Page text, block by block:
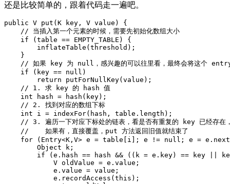
还是比较简单的，跟着代码走一遍吧。
public V put ( K key , V value )
{
//
当插入第一个元素的时候 ， 需要先初始化数组大小
if
( table == EMPTY_TABLE )
{
inflateTable ( threshold );
}
// 如果 key 为 null ， 感兴趣的可以往里看 ， 最终会将这个
if
( key == null )
return
putForNullKey( value );
//
1. 求 key 的 hash 值
int
hash = hash ( key);
//
2.
找到对应的数组下标
int
i = indexFor( hash , table . length );
// 3. 遍历一下对应下标处的链表 ， 看是否有重复的 key 已经存在
//
如果有 ， 直接覆盖 ， put 方法返回旧值就结束了
for
( Entry<K , V> e = table i ; e != null ; e = e . next
Object
k ;
if
( e . hash == hash && (( k = e . key) == key
V oldValue = e . value ;
e . value = value ;
e . recordAccess ( this );